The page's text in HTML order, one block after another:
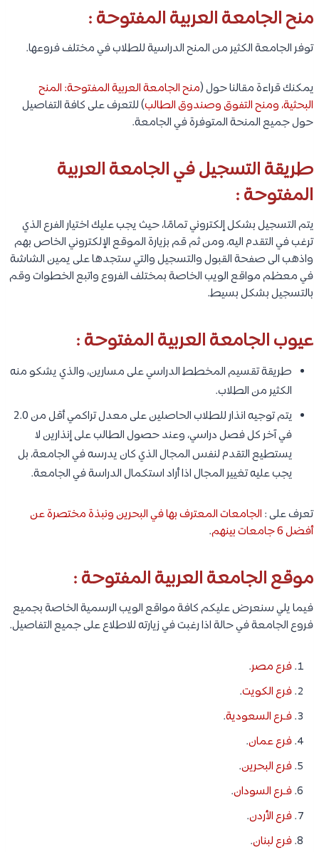
منح الجامعة العربية المفتوحة :
توفر الجامعة الكثير من المنح الدراسية للطلاب في مختلف فروعها.
يمكنك قراءة مقالنا حول (منح الجامعة العربية المفتوحة: المنح
البحثية، ومنح التفوق وصندوق الطالب) للتعرف على كافة التفاصيل
حول جميع المنحة المتوفرة في الجامعة.
طريقة التسجيل في الجامعة العربية
المفتوحة :
يتم التسجيل بشكل إلكتروني تمامًا، حيث يجب عليك اختيار الفرع الذي
ترغب في التقدم اليه، ومن ثم قم بزيارة الموقع الإلكتروني الخاص بهم
واذهب الى صفحة القبول والتسجيل والتي ستجدها على يمين الشاشة
في معظم مواقع الويب الخاصة بمختلف الفروع واتبع الخطوات وقم
بالتسجيل بشكل بسيط.
عيوب الجامعة العربية المفتوحة :
طريقة تقسيم المخطط الدراسي على مسارين، والذي يشكو منه
الكثير من الطلاب.
يتم توجيه انذار للطلاب الحاصلين على معدل تراكمي أقل من 2.0
في آخر كل فصل دراسي، وعند حصول الطالب على إنذارين لا
يستطيع التقدم لنفس المجال الذي كان يدرسه في الجامعة، بل
يجب عليه تغيير المجال اذا أراد استكمال الدراسة في الجامعة.
تعرف على : الجامعات المعترف بها في البحرين ونبذة مختصرة عن
أفضل 6 جامعات بينهم
.
موقع الجامعة العربية المفتوحة :
فيما يلي سنعرض عليكم كافة مواقع الويب الرسمية الخاصة بجميع
فروع الجامعة في حالة اذا رغبت في زيارته للاطلاع على جميع التفاصيل.
فرع مصر.
فرع الكويت.
فـرع السعودية.
فرع عمان.
فرع البحرين.
فـرع السودان.
فرع الأردن.
فرع لبنان.